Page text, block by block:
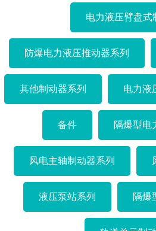
电力液压臂盘式
防爆电力液压推动器系列
其他制动器系列 电力液
备件 隔爆型电
风电主轴制动器系列
液压泵站系列 隔爆